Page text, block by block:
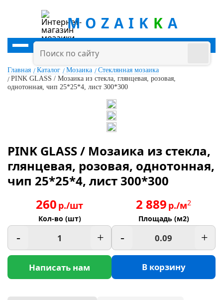
MOZAIK K A
Главная Каталог Мозаика
Стеклянная мозаика
PINK GLASS / Мозаика из стекла, глянцевая, розовая,
однотонная, чип 25*25*4, лист 300*300
PINK GLASS / Мозаика из стекла,
глянцевая, розовая, однотонная,
чип 25*25*4, лист 300*300
260 р./шт
Кол-во (шт)
- +
Написать нам
2 889 р./м2
Площадь (м2)
- +
В корзину